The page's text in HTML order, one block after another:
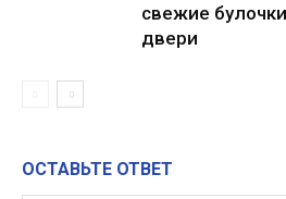
свежие
двери
ОСТАВЬТЕ ОТВЕТ